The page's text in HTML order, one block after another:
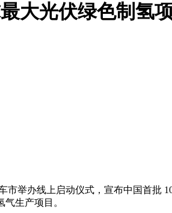
大光伏绿色制氢
市举办线上启动仪式，宣布中国首
生产项目。